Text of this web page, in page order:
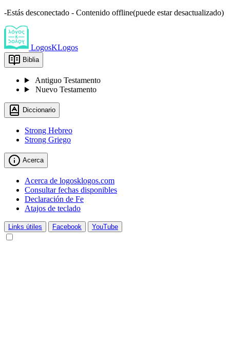
-Estás desconectado - Contenido offline(puede estar desactualizado)
LogosKLogos
Biblia
Antiguo Testamento
Nuevo Testamento
Diccionario
Strong Hebreo
Strong Griego
Acerca
Acerca de logosklogos.com
Consultar fechas disponibles
Declaración de Fe
Atajos de teclado
Links útiles Facebook YouTube